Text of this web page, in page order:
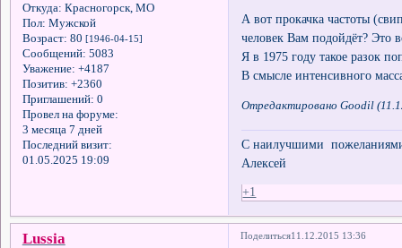
Откуда: Красногорск, МО
Пол: Мужской
Возраст: 80 [1946-04-15]
Сообщений: 5083
Уважение: +4187
Позитив: +2360
Приглашений: 0
Провел на форуме:
3 месяца 7 дней
Последний визит:
01.05.2025 19:09
А вот прокачка частоты
человек Вам подойдёт? Это
Я в 1975 году такое разок
В смысле интенсивного
Отредактировано Goodil
С наилучшими пожеланиями
Алексей
+1
Поделиться11.12.2015 13:36
Lussia